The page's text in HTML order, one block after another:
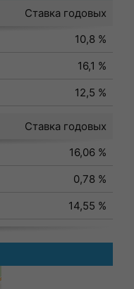
Ставка годовых
10,8 %
16,1 %
12,5 %
Ставка годовых
16,06 %
0,78 %
14,55 %